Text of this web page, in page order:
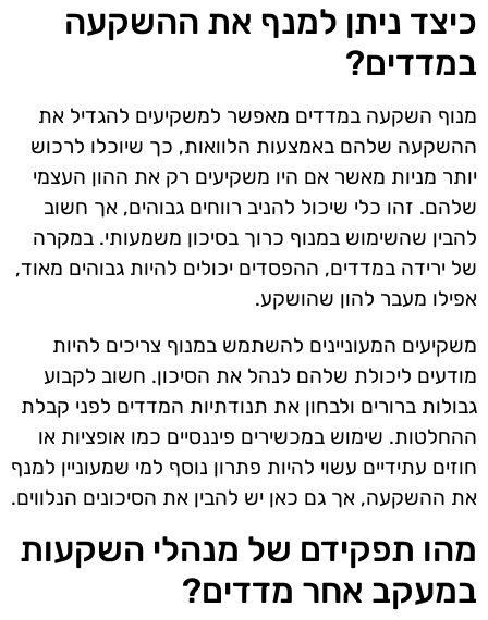
כיצד ניתן למנף את ההשקעה
במדדים?
מנוף השקעה במדדים מאפשר למשקיעים להגדיל את
ההשקעה שלהם באמצעות הלוואות, כך שיוכלו לרכוש
יותר מניות מאשר אם היו משקיעים רק את ההון העצמי
שלהם. זהו כלי שיכול להניב רווחים גבוהים, אך חשוב
להבין שהשימוש במנוף כרוך בסיכון משמעותי. במקרה
של ירידה במדדים, ההפסדים יכולים להיות גבוהים מאוד,
אפילו מעבר להון שהושקע.
משקיעים המעוניינים להשתמש במנוף צריכים להיות
מודעים ליכולת שלהם לנהל את הסיכון. חשוב לקבוע
גבולות ברורים ולבחון את תנודתיות המדדים לפני קבלת
ההחלטות. שימוש במכשירים פיננסיים כמו אופציות או
חוזים עתידיים עשוי להיות פתרון נוסף למי שמעוניין למנף
את ההשקעה, אך גם כאן יש להבין את הסיכונים הנלווים.
מהו תפקידם של מנהלי השקעות
במעקב אחר מדדים?